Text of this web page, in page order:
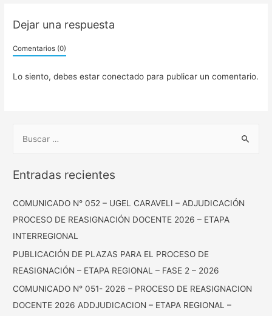
Dejar una respuesta
Comentarios (0)
Lo siento, debes estarconectado para publicar un comentario.
Entradas recientes
COMUNICADO N° 052 – UGEL CARAVELI – ADJUDICACIÓN
PROCESO DE REASIGNACIÓN DOCENTE 2026 – ETAPA
INTERREGIONAL
PUBLICACIÓN DE PLAZAS PARA EL PROCESO DE
REASIGNACIÓN – ETAPA REGIONAL – FASE 2 – 2026
COMUNICADO N° 051- 2026 – PROCESO DE REASIGNACION
DOCENTE 2026 ADDJUDICACION – ETAPA REGIONAL –